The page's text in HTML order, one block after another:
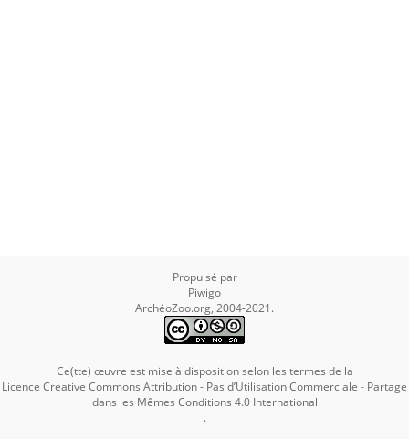
Propulsé par
Piwigo
ArchéoZoo.org, 2004-2021.
Ce(tte) œuvre est mise à disposition selon les termes de la
Licence Creative Commons Attribution - Pas d’Utilisation Commerciale - Partage
dans les Mêmes Conditions 4.0 International
.